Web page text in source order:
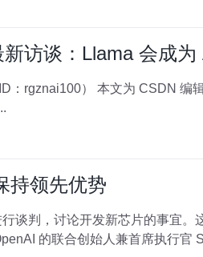
访谈：Llama 会成
持领先优势
谈判，讨论开发新芯片的事宜。
并加强其供应链。 这些谈判是由 OpenAI 的联合创始人兼首